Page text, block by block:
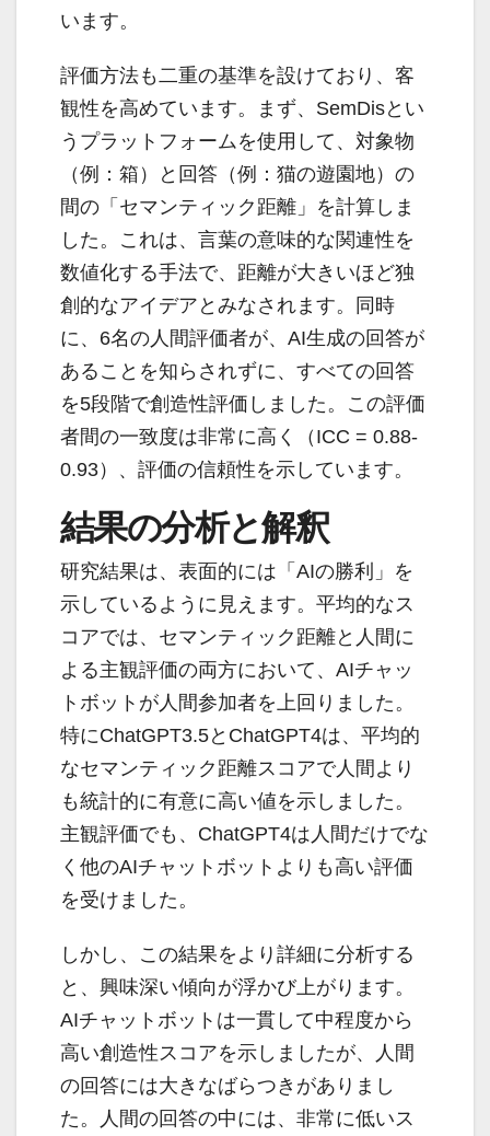
います。
評価方法も二重の基準を設けており、客
観性を高めています。まず、SemDisとい
うプラットフォームを使用して、対象物
（例：箱）と回答（例：猫の遊園地）の
間の「セマンティック距離」を計算しま
した。これは、言葉の意味的な関連性を
数値化する手法で、距離が大きいほど独
創的なアイデアとみなされます。同時
に、6名の人間評価者が、AI生成の回答が
あることを知らされずに、すべての回答
を5段階で創造性評価しました。この評価
者間の一致度は非常に高く（ICC = 0.88-
0.93）、評価の信頼性を示しています。
結果の分析と解釈
研究結果は、表面的には「AIの勝利」を
示しているように見えます。平均的なス
コアでは、セマンティック距離と人間に
よる主観評価の両方において、AIチャッ
トボットが人間参加者を上回りました。
特にChatGPT3.5とChatGPT4は、平均的
なセマンティック距離スコアで人間より
も統計的に有意に高い値を示しました。
主観評価でも、ChatGPT4は人間だけでな
く他のAIチャットボットよりも高い評価
を受けました。
しかし、この結果をより詳細に分析する
と、興味深い傾向が浮かび上がります。
AIチャットボットは一貫して中程度から
高い創造性スコアを示しましたが、人間
の回答には大きなばらつきがありまし
た。人間の回答の中には、非常に低いス